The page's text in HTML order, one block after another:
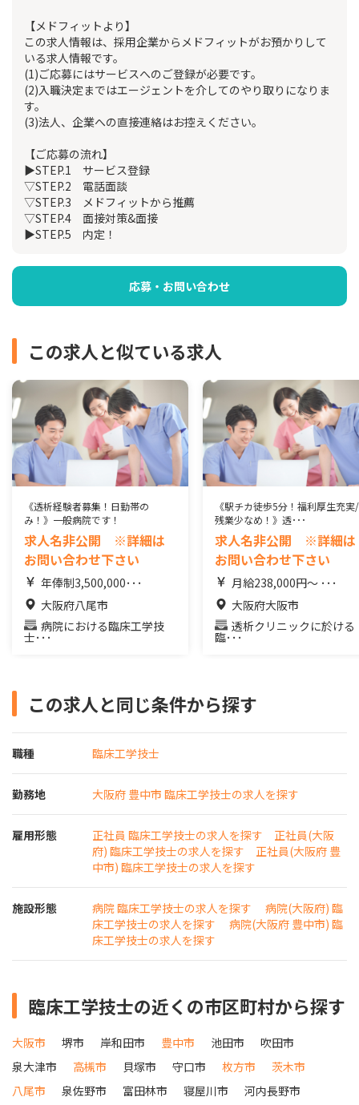
【メドフィットより】
この求人情報は、採用企業からメドフィットがお預かりして
いる求人情報です。
(1)ご応募にはサービスへのご登録が必要です。
(2)入職決定まではエージェントを介してのやり取りになりま
す。
(3)法人、企業への直接連絡はお控えください。
【ご応募の流れ】
▶STEP.1 サービス登録
▽STEP.2 電話面談
▽STEP.3 メドフィットから推薦
▽STEP.4 面接対策&面接
▶STEP.5 内定！
応募・お問い合わせ
この求人と似ている求人
《透析経験者募集！日勤帯の
み！》一般病院です！
求人名非公開 ※詳細は
お問い合わせ下さい
年俸制3,500,000･･･
大阪府八尾市
病院における臨床工学技
士･･･
《駅チカ徒歩5分！福利厚生充実/
残業少なめ！》透･･･
求人名非公開 ※詳細は
お問い合わせ下さい
月給238,000円〜 ･･･
大阪府大阪市
透析クリニックに於ける
臨･･･
この求人と同じ条件から探す
職種 臨床工学技士
勤務地 大阪府 豊中市 臨床工学技士の求人を探す
雇用形態 正社員 臨床工学技士の求人を探す
正社員(大阪
府) 臨床工学技士の求人を探す
正社員(大阪府 豊
中市) 臨床工学技士の求人を探す
施設形態 病院 臨床工学技士の求人を探す
病院(大阪府) 臨
床工学技士の求人を探す
病院(大阪府 豊中市) 臨
床工学技士の求人を探す
臨床工学技士の近くの市区町村から探す
大阪市 堺市 岸和田市 豊中市 池田市
吹田市
泉大津市
高槻市 貝塚市 守口市 枚方市
茨木市
八尾市
泉佐野市 富田林市 寝屋川市
河内長野市